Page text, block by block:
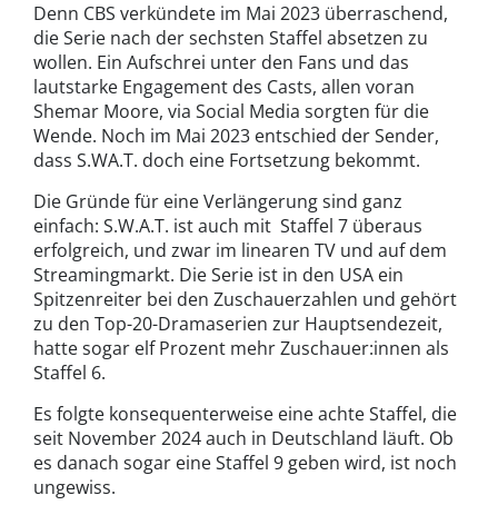
Denn CBS verkündete im Mai 2023 überraschend,
die Serie nach der sechsten Staffel absetzen zu
wollen. Ein Aufschrei unter den Fans und das
lautstarke Engagement des Casts, allen voran
Shemar Moore, via Social Media sorgten für die
Wende. Noch im Mai 2023 entschied der Sender,
dass S.WA.T. doch eine Fortsetzung bekommt.
Die Gründe für eine Verlängerung sind ganz
einfach: S.W.A.T. ist auch mit Staffel 7 überaus
erfolgreich, und zwar im linearen TV und auf dem
Streamingmarkt. Die Serie ist in den USA ein
Spitzenreiter bei den Zuschauerzahlen und gehört
zu den Top-20-Dramaserien zur Hauptsendezeit,
hatte sogar elf Prozent mehr Zuschauer:innen als
Staffel 6.
Es folgte konsequenterweise eine achte Staffel, die
seit November 2024 auch in Deutschland läuft. Ob
es danach sogar eine Staffel 9 geben wird, ist noch
ungewiss.